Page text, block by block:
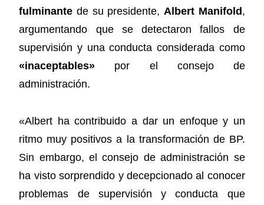
fulminante de su presidente, Albert Manifold ,
argumentando que se detectaron fallos de
supervisión y una conducta considerada como
«inaceptables» por el consejo de
administración.
«Albert ha contribuido a dar un enfoque y un
ritmo muy positivos a la transformación de BP.
Sin embargo, el consejo de administración se
ha visto sorprendido y decepcionado al conocer
problemas de supervisión y conducta que